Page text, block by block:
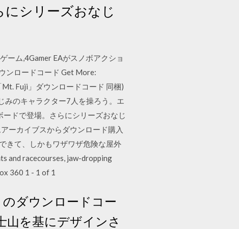
シリーズおなじ
ーム,4Gamer EAがスノボアクショ
ンロードコード Get More:
Mt. Fuji」ダウンロードコード 同梱)
みのキャラクター7人を操ろう。エ
ドで登場。さらにシリーズおなじ
ーカイブスからダウンロード購入
きて、しかもワザワザ危険な屋外
and racecourses, jaw-dropping
360 1 - 1 of 1
ダウンロードコー
山を基にデザインさ